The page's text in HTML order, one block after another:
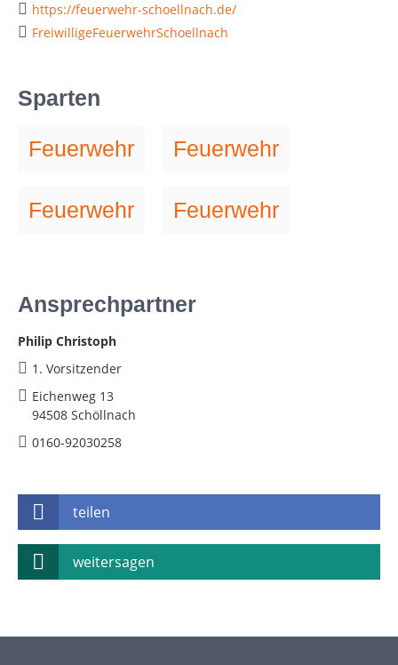
https://feuerwehr-schoellnach.de/
FreiwilligeFeuerwehrSchoellnach
Sparten
Feuerwehr Feuerwehr
Feuerwehr Feuerwehr
Ansprechpartner
Philip Christoph
1. Vorsitzender
Eichenweg 13
94508 Schöllnach
0160-92030258
teilen
weitersagen